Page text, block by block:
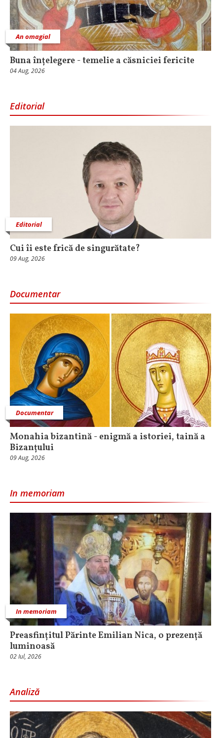
An omagial
Buna înțelegere - temelie a căsniciei fericite
04 Aug, 2026
Editorial
Editorial
Cui îi este frică de singurătate?
09 Aug, 2026
Documentar
Documentar
Monahia bizantină - enigmă a istoriei, taină a
Bizanțului
09 Aug, 2026
In memoriam
In memoriam
Preasfințitul Părinte Emilian Nica, o prezență
luminoasă
02 Iul, 2026
Analiză